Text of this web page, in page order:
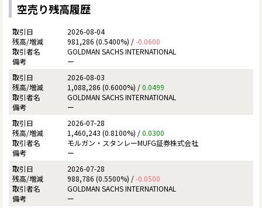
空売り残高履歴
2026-08-04
981,286 (0.5400%) /-0.0600
GOLDMAN SACHS INTERNATIONAL
ー
2026-08-03
1,088,286 (0.6000%) /0.0499
GOLDMAN SACHS INTERNATIONAL
ー
2026-07-28
1,460,243 (0.8100%) /0.0300
モルガン・スタンレーMUFG証券株式会社
ー
2026-07-28
988,786 (0.5500%) /-0.0500
GOLDMAN SACHS INTERNATIONAL
ー